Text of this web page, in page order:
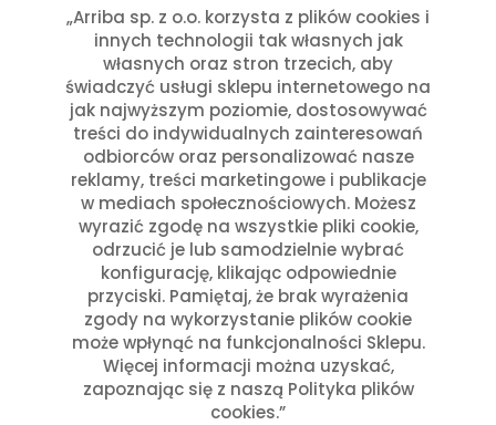
„Arriba sp. z o.o. korzysta z plików cookies i
innych technologii tak własnych jak
własnych oraz stron trzecich, aby
świadczyć usługi sklepu internetowego na
jak najwyższym poziomie, dostosowywać
treści do indywidualnych zainteresowań
odbiorców oraz personalizować nasze
reklamy, treści marketingowe i publikacje
w mediach społecznościowych. Możesz
wyrazić zgodę na wszystkie pliki cookie,
odrzucić je lub samodzielnie wybrać
konfigurację, klikając odpowiednie
przyciski. Pamiętaj, że brak wyrażenia
zgody na wykorzystanie plików cookie
może wpłynąć na funkcjonalności Sklepu.
Więcej informacji można uzyskać,
zapoznając się z naszą Polityka plików
cookies.”
czerwiec 2025
marzec 2025
styczeń 2025
Kategorie
Aktualności w Arribie(7)
Aktualności z Meksyku(7)
Ciekawostki Turystyczne(4)
Kultura i Historia Meksyku(10)
Potrawy i Gastronomia(11)
Święta Meksykańskie(7)
Święta w Polsce i Meksyku(3)